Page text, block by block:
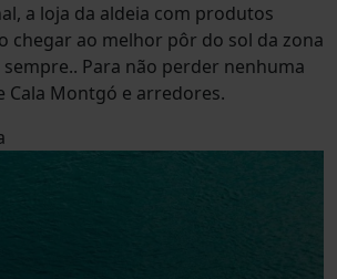
a loja da aldeia com produtos
chegar ao melhor pôr do sol da zona
Para não perder nenhuma
Cala Montgó e arredores.